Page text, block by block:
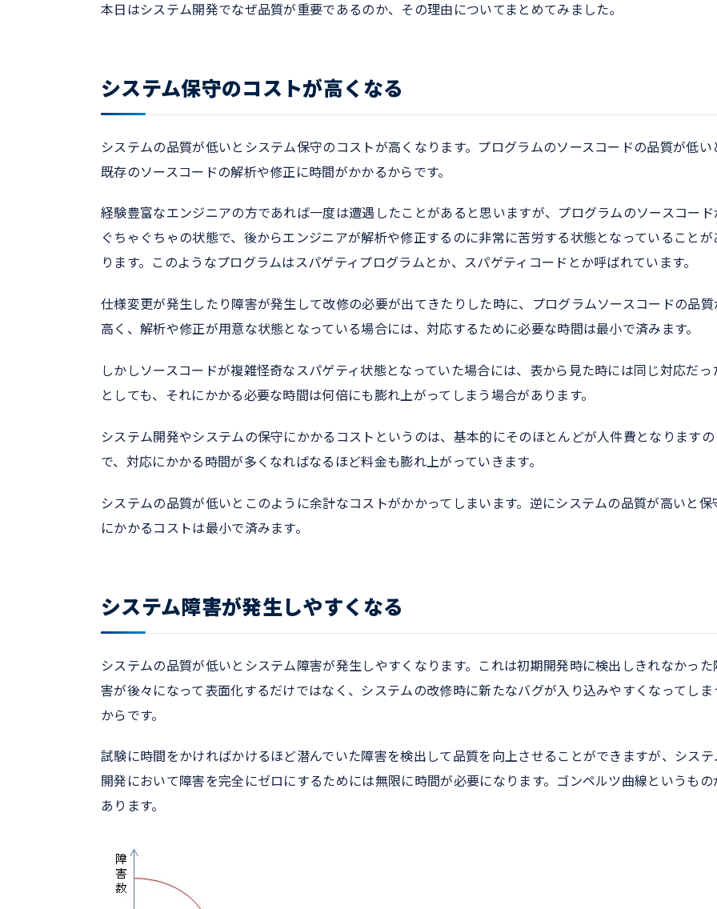
本日はシステム開発でなぜ品質が重要であるのか、その理由についてまとめてみました。
システム保守のコストが高くなる
システムの品質が低いとシステム保守のコストが高くなります。プログラムのソースコードの品質が低い
既存のソースコードの解析や修正に時間がかかるからです。
経験豊富なエンジニアの方であれば一度は遭遇したことがあると思いますが、プログラムのソースコード
ぐちゃぐちゃの状態で、後からエンジニアが解析や修正するのに非常に苦労する状態となっていることが
ります。このようなプログラムはスパゲティプログラムとか、スパゲティコードとか呼ばれています。
仕様変更が発生したり障害が発生して改修の必要が出てきたりした時に、プログラムソースコードの品質
高く、解析や修正が用意な状態となっている場合には、対応するために必要な時間は最小で済みます。
しかしソースコードが複雑怪奇なスパゲティ状態となっていた場合には、表から見た時には同じ対応だっ
としても、それにかかる必要な時間は何倍にも膨れ上がってしまう場合があります。
システム開発やシステムの保守にかかるコストというのは、基本的にそのほとんどが人件費となりますの
で、対応にかかる時間が多くなればなるほど料金も膨れ上がっていきます。
システムの品質が低いとこのように余計なコストがかかってしまいます。逆にシステムの品質が高いと保
にかかるコストは最小で済みます。
システム障害が発生しやすくなる
システムの品質が低いとシステム障害が発生しやすくなります。これは初期開発時に検出しきれなかった
害が後々になって表面化するだけではなく、システムの改修時に新たなバグが入り込みやすくなってしま
からです。
試験に時間をかければかけるほど潜んでいた障害を検出して品質を向上させることができますが、システ
開発において障害を完全にゼロにするためには無限に時間が必要になります。ゴンペルツ曲線というもの
あります。